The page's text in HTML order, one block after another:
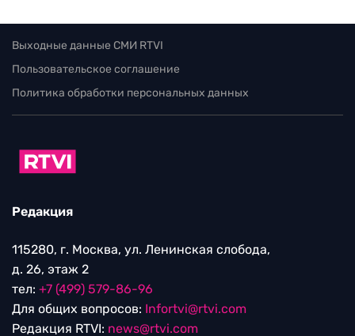
Выходные данные СМИ RTVI
Пользовательское соглашение
Политика обработки персональных данных
Редакция
115280, г. Москва, ул. Ленинская слобода,
д. 26, этаж 2
тел: +7 (499) 579-86-96
Для общих вопросов: Infortvi@rtvi.com
Редакция RTVI: news@rtvi.com